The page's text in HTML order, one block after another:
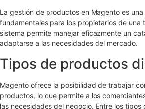
La gestión de productos en Magento es
fundamentales para los propietarios de una
sistema permite manejar eficazmente un
adaptarse a las necesidades del mercado.
Tipos de productos
Magento ofrece la posibilidad de trabajar
productos, lo que permite a los
las necesidades del negocio. Entre los tipos